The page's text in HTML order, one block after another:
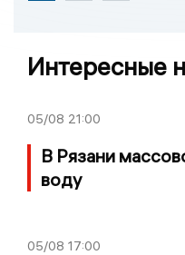
Интересные
05/08 21:00
В Рязани
воду
05/08 17:00